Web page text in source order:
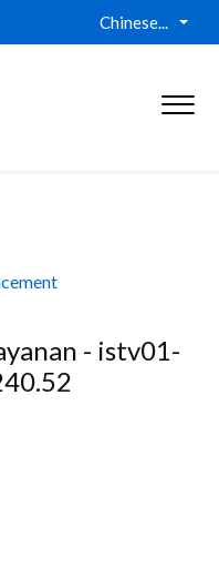
Chinese...
- istv01-